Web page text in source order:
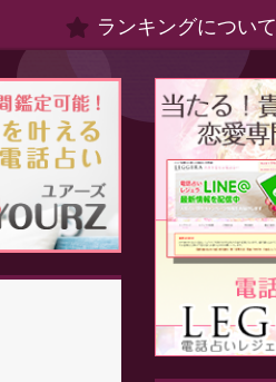
ランキングについて